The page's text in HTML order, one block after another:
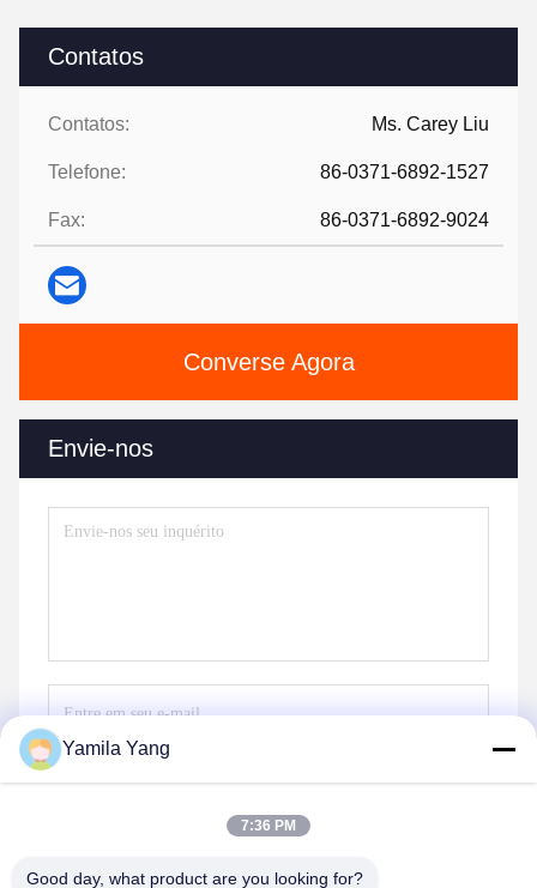
Contatos
Contatos: Ms. Carey Liu
Telefone: 86-0371-6892-1527
Fax: 86-0371-6892-9024
Converse Agora
Envie-nos
Envie
Yamila Yang
7:36 PM
Good day, what product are you looking for?